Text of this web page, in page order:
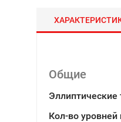
Общие
Кол-во уровней